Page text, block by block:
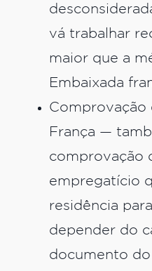
vá trabalhar
maior que a
Embaixada
Comprovação
França —
comprovação
empregatício
residência
depender do
documento